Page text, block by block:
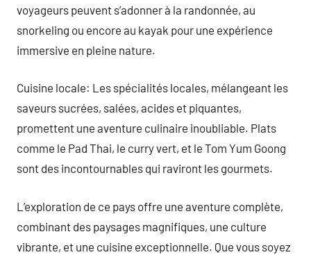
voyageurs peuvent s’adonner à la randonnée, au
snorkeling ou encore au kayak pour une expérience
immersive en pleine nature.
Cuisine locale: Les spécialités locales, mélangeant les
saveurs sucrées, salées, acides et piquantes,
promettent une aventure culinaire inoubliable. Plats
comme le Pad Thai, le curry vert, et le Tom Yum Goong
sont des incontournables qui raviront les gourmets.
L’exploration de ce pays offre une aventure complète,
combinant des paysages magnifiques, une culture
vibrante, et une cuisine exceptionnelle. Que vous soyez